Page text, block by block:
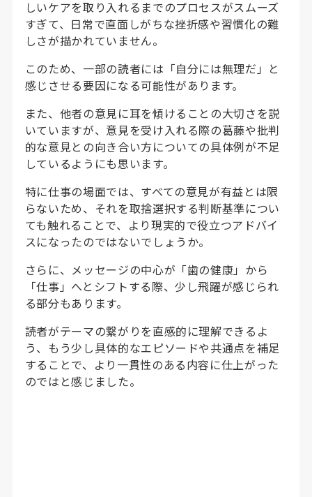
しいケアを取り入れるまでのプロセスがスムーズ
すぎて、日常で直面しがちな挫折感や習慣化の難
しさが描かれていません。
このため、一部の読者には「自分には無理だ」と
感じさせる要因になる可能性があります。
また、他者の意見に耳を傾けることの大切さを説
いていますが、意見を受け入れる際の葛藤や批判
的な意見との向き合い方についての具体例が不足
しているようにも思います。
特に仕事の場面では、すべての意見が有益とは限
らないため、それを取捨選択する判断基準につい
ても触れることで、より現実的で役立つアドバイ
スになったのではないでしょうか。
さらに、メッセージの中心が「歯の健康」から
「仕事」へとシフトする際、少し飛躍が感じられ
る部分もあります。
読者がテーマの繋がりを直感的に理解できるよ
う、もう少し具体的なエピソードや共通点を補足
することで、より一貫性のある内容に仕上がった
のではと感じました。